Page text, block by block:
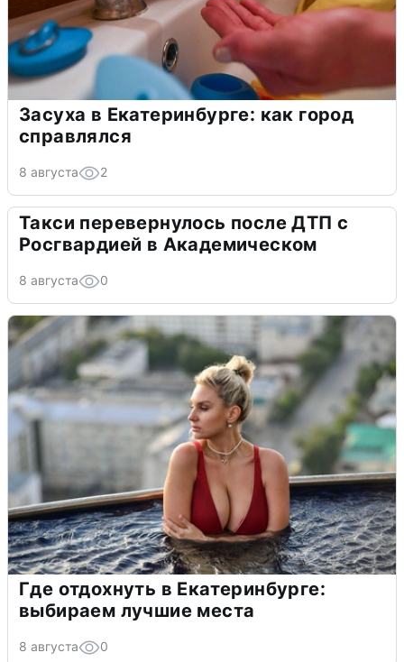
Засуха в Екатеринбурге: как город
справлялся
8 августа 2
Такси перевернулось после ДТП с
Росгвардией в Академическом
8 августа 0
Где отдохнуть в Екатеринбурге:
выбираем лучшие места
8 августа 0